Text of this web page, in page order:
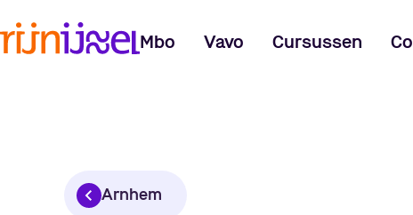
Mbo Vavo Cursussen
Arnhem